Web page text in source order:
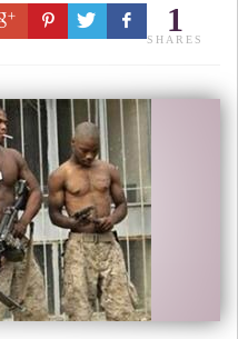
1
SHARES